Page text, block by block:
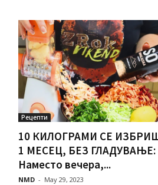
Рецепти
10 КИЛОГРАМИ СЕ
1 МЕСЕЦ, БЕЗ ГЛАДУВАЊЕ:
Наместо вечера,...
NMD - May 29, 2023